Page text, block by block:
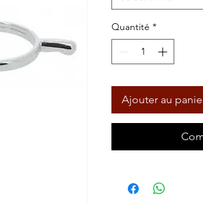
Quantité *
Ajouter au